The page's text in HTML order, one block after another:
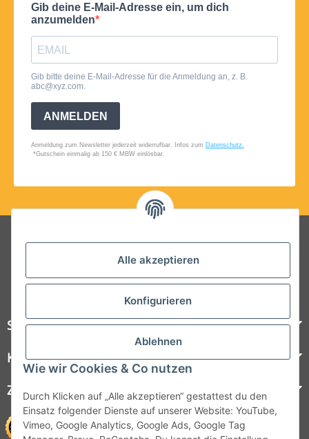
Alle akzeptieren
Konfigurieren
Ablehnen
Wie wir Cookies & Co nutzen
Durch Klicken auf „Alle akzeptieren“ gestattest du den
Einsatz folgender Dienste auf unserer Website: YouTube,
Vimeo, Google Analytics, Google Ads, Google Tag
Folgt uns auf Social Media
Steelboxx
Kundenservice
Zahlungsmöglichkeiten